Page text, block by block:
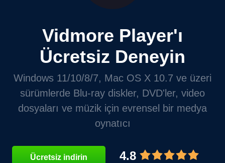
Vidmore Player'ı
Ücretsiz Deneyin
Windows 11/10/8/7, Mac OS X 10.7 ve üzeri
sürümlerde Blu-ray diskler, DVD'ler, video
dosyaları ve müzik için evrensel bir medya
oynatıcı
Ücretsiz indirin 4.8